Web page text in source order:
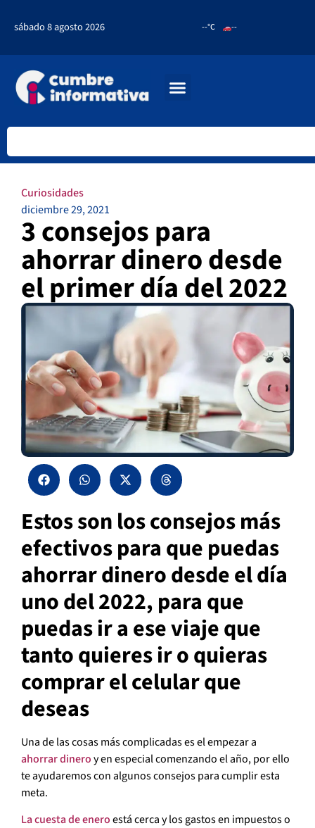
sábado 8 agosto 2026 --°C --
Curiosidades
diciembre 29, 2021
3 consejos para
ahorrar dinero desde
el primer día del 2022
Estos son los consejos más
efectivos para que puedas
ahorrar dinero desde el día
uno del 2022, para que
puedas ir a ese viaje que
tanto quieres ir o quieras
comprar el celular que
deseas
Una de las cosas más complicadas es el empezar a
ahorrar dineroy en especial comenzando el año, por ello
te ayudaremos con algunos consejos para cumplir esta
meta.
La cuesta de eneroestá cerca y los gastos en impuestos o